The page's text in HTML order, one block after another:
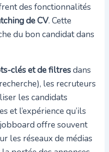
des fonctionnalités
de CV. Cette
du bon candidat dans
clés et de filtresdans
les recruteurs
les candidats
et l’expérience qu’ils
offre souvent
les réseaux de médias